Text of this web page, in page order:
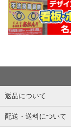
返品について
配送・送料について